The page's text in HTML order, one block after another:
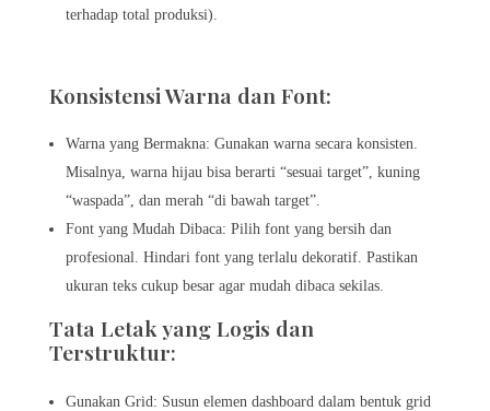
terhadap total produksi).
Konsistensi Warna dan Font:
Warna yang Bermakna: Gunakan warna secara konsisten.
Misalnya, warna hijau bisa berarti “sesuai target”, kuning
“waspada”, dan merah “di bawah target”.
Font yang Mudah Dibaca: Pilih font yang bersih dan
profesional. Hindari font yang terlalu dekoratif. Pastikan
ukuran teks cukup besar agar mudah dibaca sekilas.
Tata Letak yang Logis dan
Terstruktur:
Gunakan Grid: Susun elemen dashboard dalam bentuk grid